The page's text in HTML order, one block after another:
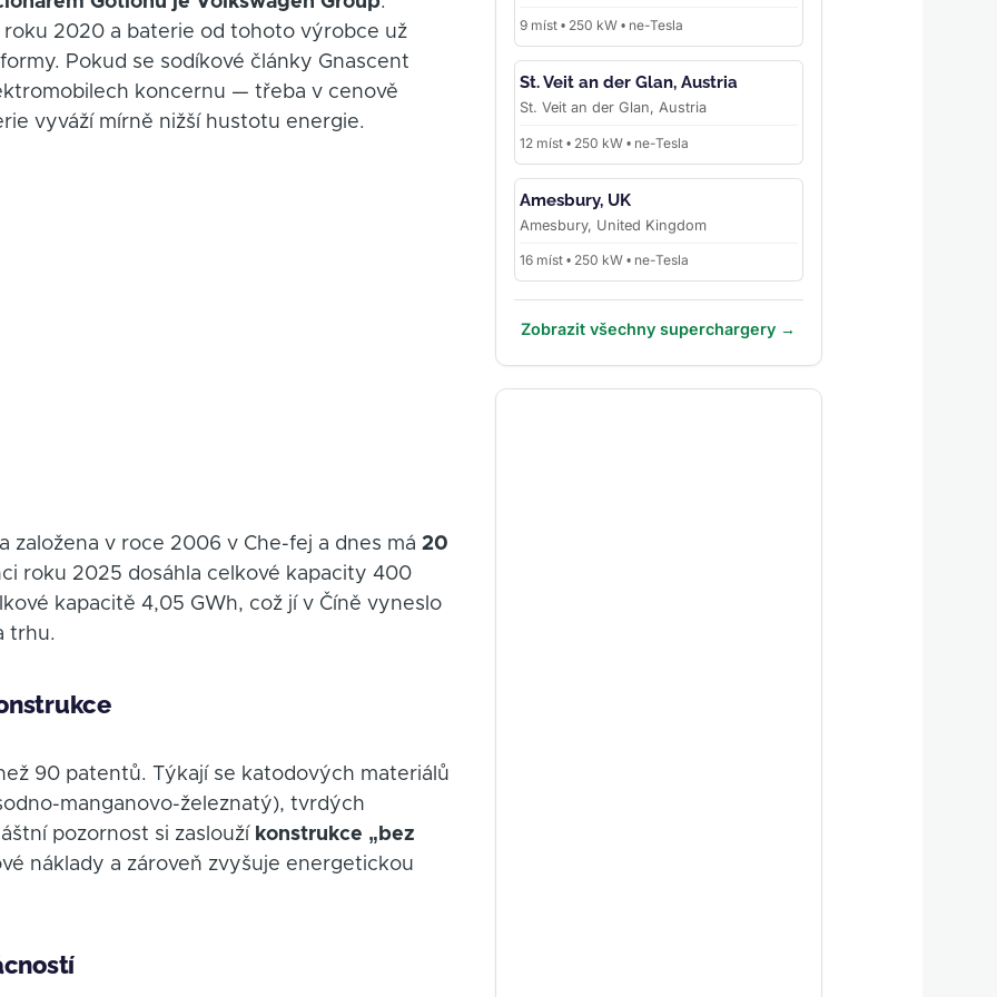
2020 a baterie od tohoto výrobce už
Pokud se sodíkové články Gnascent
koncernu — třeba v cenově
vyváží mírně nižší hustotu energie.
založena v roce 2006 v Che-fej a dnes má20
roku 2025 dosáhla celkové kapacity 400
kapacitě 4,05 GWh, což jí v Číně vyneslo
trhu.
90 patentů. Týkají se katodových materiálů
manganovo-železnatý), tvrdých
pozornost si zaslouží konstrukce „bez
náklady a zároveň zvyšuje energetickou
9 míst • 250 kW • ne-Tesla
St. Veit an der Glan, Austria
St. Veit an der Glan, Austria
12 míst • 250 kW • ne-Tesla
Amesbury, UK
Amesbury, United Kingdom
16 míst • 250 kW • ne-Tesla
Zobrazit všechny superchargery →